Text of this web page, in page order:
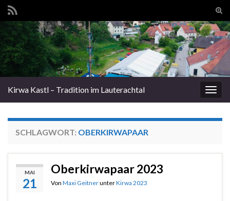
Search for:
Kirwa Kastl – Tradition im Lauterachtal
SCHLAGWORT: OBERKIRWAPAAR
MAI
21
Oberkirwapaar 2023
Von Maxi GeitnerunterKirwa 2023